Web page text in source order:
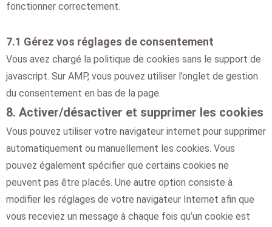
fonctionner correctement.
7.1 Gérez vos réglages de consentement
Vous avez chargé la politique de cookies sans le support de
javascript. Sur AMP, vous pouvez utiliser l’onglet de gestion
du consentement en bas de la page.
8. Activer/désactiver et supprimer les cookies
Vous pouvez utiliser votre navigateur internet pour supprimer
automatiquement ou manuellement les cookies. Vous
pouvez également spécifier que certains cookies ne
peuvent pas être placés. Une autre option consiste à
modifier les réglages de votre navigateur Internet afin que
vous receviez un message à chaque fois qu’un cookie est